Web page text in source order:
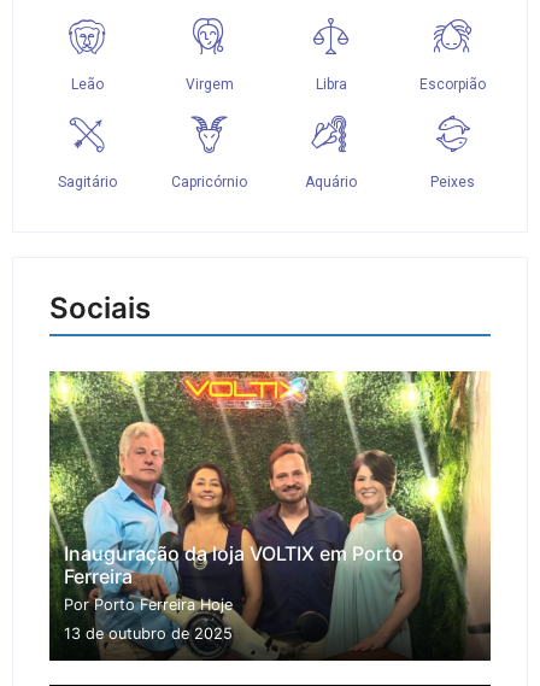
Sociais
Inauguração da loja VOLTIX em Porto
Ferreira
Por Porto Ferreira Hoje
13 de outubro de 2025